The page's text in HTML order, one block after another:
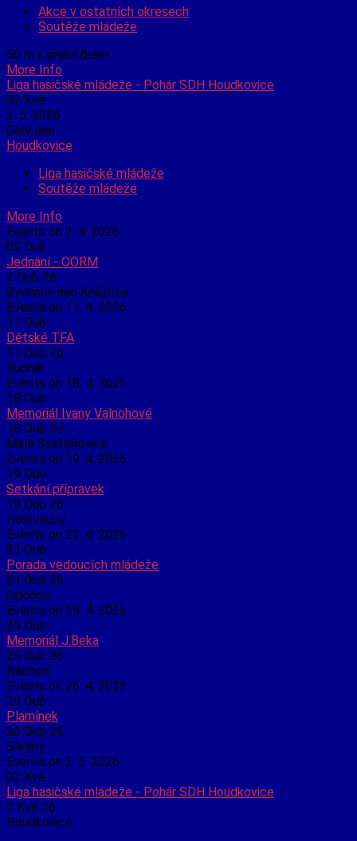
Akce v ostatních okresech
Soutěže mládeže
60 m s překážkami
More Info
Liga hasičské mládeže - Pohár SDH Houdkovice
02 Kvě
2. 5. 2026
Celý den
Houdkovice
Liga hasičské mládeže
Soutěže mládeže
More Info
Events on 2. 4. 2026
02 Dub
Jednání - OORM
2 Dub 26
Rychnov nad Kněžnou
Events on 11. 4. 2026
11 Dub
Dětské TFA
11 Dub 26
Rudník
Events on 18. 4. 2026
18 Dub
Memoriál Ivany Valnohové
18 Dub 26
Malé Svatoňovice
Events on 19. 4. 2026
19 Dub
Setkání přípravek
19 Dub 26
Holovousy
Events on 23. 4. 2026
23 Dub
Porada vedoucích mládeže
23 Dub 26
Opočno
Events on 25. 4. 2026
25 Dub
Memoriál J.Beka
25 Dub 26
Náchod
Events on 26. 4. 2026
26 Dub
Plamínek
26 Dub 26
Slatiny
Events on 2. 5. 2026
02 Kvě
Liga hasičské mládeže - Pohár SDH Houdkovice
2 Kvě 26
Houdkovice